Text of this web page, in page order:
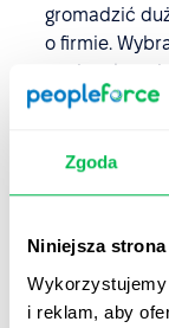
Zgoda
Niniejsza
i reklam, aby
gromadzić
o firmie.
poziom
Możliwości
które zbiera
umieszczone